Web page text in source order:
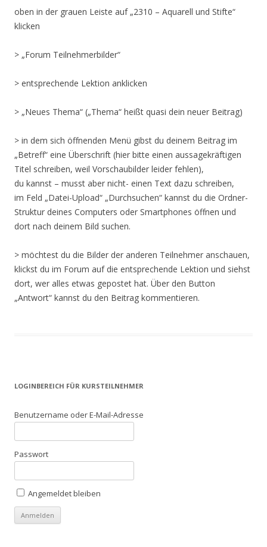
oben in der grauen Leiste auf „2310 – Aquarell und Stifte“
klicken
> „Forum Teilnehmerbilder“
> entsprechende Lektion anklicken
> „Neues Thema“ („Thema“ heißt quasi dein neuer Beitrag)
> in dem sich öffnenden Menü gibst du deinem Beitrag im
„Betreff“ eine Überschrift (hier bitte einen aussagekräftigen
Titel schreiben, weil Vorschaubilder leider fehlen),
du kannst – musst aber nicht- einen Text dazu schreiben,
im Feld „Datei-Upload“ „Durchsuchen“ kannst du die Ordner-
Struktur deines Computers oder Smartphones öffnen und
dort nach deinem Bild suchen.
> möchtest du die Bilder der anderen Teilnehmer anschauen,
klickst du im Forum auf die entsprechende Lektion und siehst
dort, wer alles etwas gepostet hat. Über den Button
„Antwort“ kannst du den Beitrag kommentieren.
LOGINBEREICH FÜR KURSTEILNEHMER
Benutzername oder E-Mail-Adresse
Passwort
Angemeldet bleiben